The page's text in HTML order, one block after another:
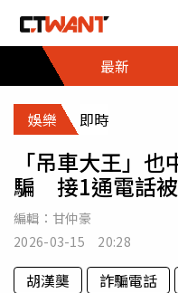
最新
娛樂 即時
「吊車大王」
騙 接1通電話
編輯： 甘仲豪
2026-03-15 20:28
胡漢龑 詐騙電話